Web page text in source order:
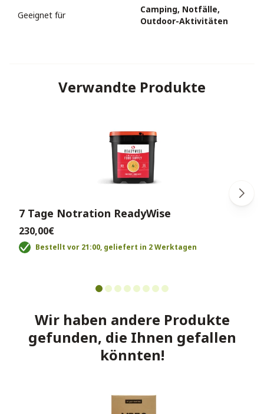
Geeignet für
Camping, Notfälle,
Outdoor-Aktivitäten
Verwandte Produkte
7 Tage Notration ReadyWise
230,00€
Bestellt vor 21:00, geliefert in 2 Werktagen
Wir haben andere Produkte
gefunden, die Ihnen gefallen
könnten!